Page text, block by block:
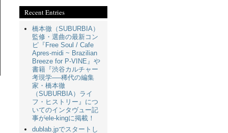
Recent Entries
橋本徹（SUBURBIA）
監修・選曲の最新コン
ピ『Free Soul / Cafe
Apres-midi ~ Brazilian
Breeze for P-VINE』や
書籍『渋谷カルチャー
考現学──稀代の編集
家・橋本徹
（SUBURBIA）ライ
フ・ヒストリー』につ
いてのインタヴュー記
事がele-kingに掲載！
dublab.jpでスタートし